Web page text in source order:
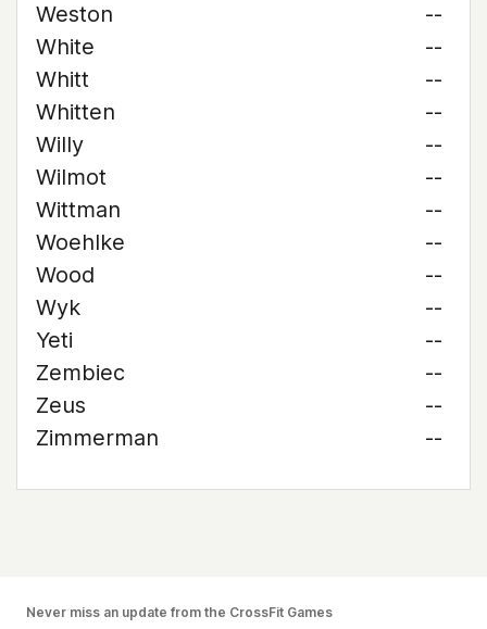
Weston
--
White
--
Whitt
--
Whitten
--
Willy
--
Wilmot
--
Wittman
--
Woehlke
--
Wood
--
Wyk
--
Yeti
--
Zembiec
--
Zeus
--
Zimmerman
--
Never miss an update from the CrossFit Games